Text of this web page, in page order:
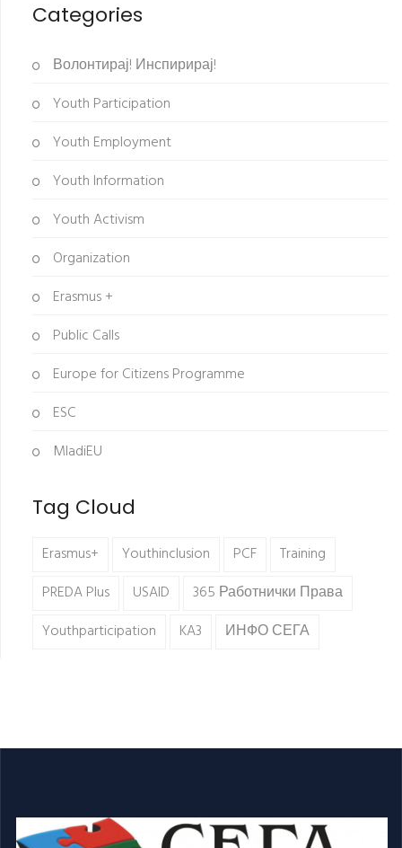
Categories
Волонтирај! Инспирирај!
Youth Participation
Youth Employment
Youth Information
Youth Activism
Organization
Erasmus +
Public Calls
Europe for Citizens Programme
ESC
MladiEU
Tag Cloud
Erasmus+ Youthinclusion PCF
Training
PREDA Plus
USAID
365 Работнички Права
Youthparticipation
KA3 ИНФО СЕГА